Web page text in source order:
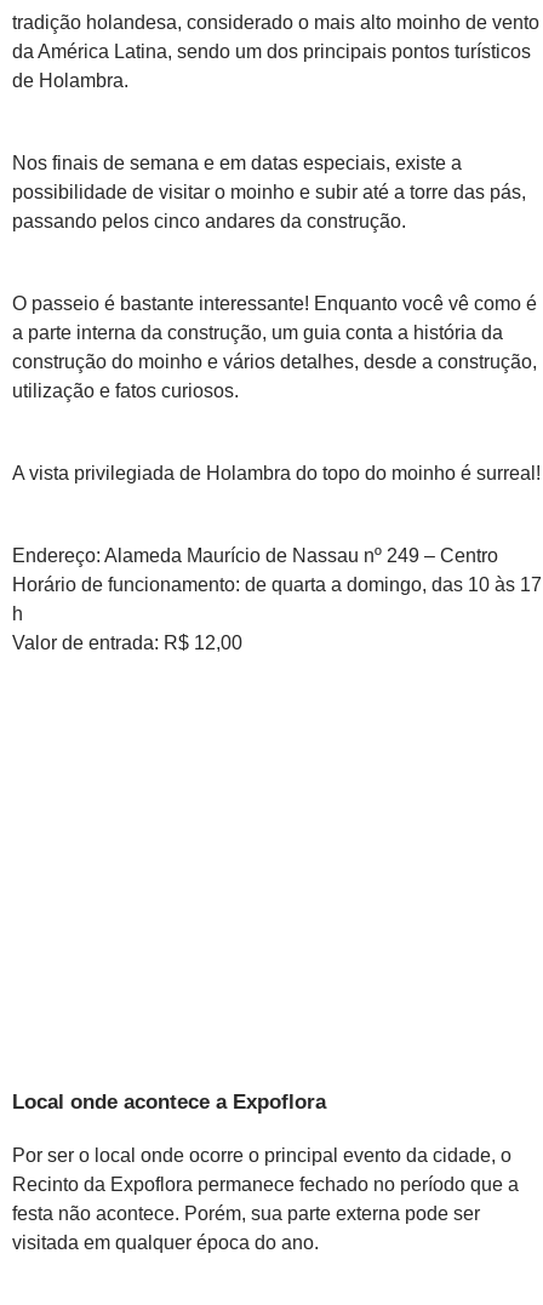
tradição holandesa, considerado o mais alto moinho de vento
da América Latina, sendo um dos principais pontos turísticos
de Holambra.
Nos finais de semana e em datas especiais, existe a
possibilidade de visitar o moinho e subir até a torre das pás,
passando pelos cinco andares da construção.
O passeio é bastante interessante! Enquanto você vê como é
a parte interna da construção, um guia conta a história da
construção do moinho e vários detalhes, desde a construção,
utilização e fatos curiosos.
A vista privilegiada de Holambra do topo do moinho é surreal!
Endereço: Alameda Maurício de Nassau nº 249 – Centro
Horário de funcionamento: de quarta a domingo, das 10 às 17
h
Valor de entrada: R$ 12,00
Local onde acontece a Expoflora
Por ser o local onde ocorre o principal evento da cidade, o
Recinto da Expoflora permanece fechado no período que a
festa não acontece. Porém, sua parte externa pode ser
visitada em qualquer época do ano.